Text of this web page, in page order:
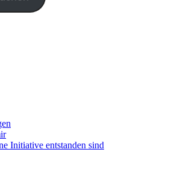
Initiative entstanden sind